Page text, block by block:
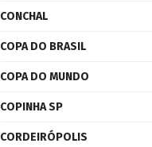
CONCHAL
COPA DO BRASIL
COPA DO MUNDO
COPINHA SP
CORDEIRÓPOLIS